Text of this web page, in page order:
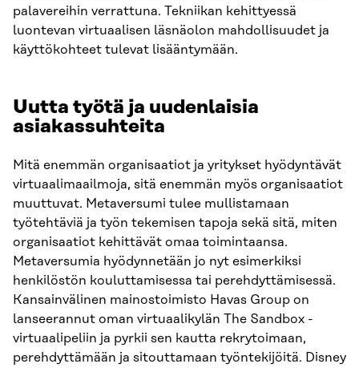
palavereihin verrattuna. Tekniikan kehittyessä
luontevan virtuaalisen läsnäolon mahdollisuudet ja
käyttökohteet tulevat lisääntymään.
Uutta työtä ja uudenlaisia
asiakassuhteita
Mitä enemmän organisaatiot ja yritykset hyödyntävät
virtuaalimaailmoja, sitä enemmän myös organisaatiot
muuttuvat. Metaversumi tulee mullistamaan
työtehtäviä ja työn tekemisen tapoja sekä sitä, miten
organisaatiot kehittävät omaa toimintaansa.
Metaversumia hyödynnetään jo nyt esimerkiksi
henkilöstön kouluttamisessa tai perehdyttämisessä.
Kansainvälinen mainostoimisto Havas Group on
lanseerannut oman virtuaalikylän The Sandbox -
virtuaalipeliin ja pyrkii sen kautta rekrytoimaan,
perehdyttämään ja sitouttamaan työntekijöitä. Disney